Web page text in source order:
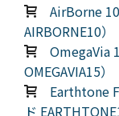
AirBorne
AIRBORNE10）
OmegaVia
OMEGAVIA15）
Earthtone
ド